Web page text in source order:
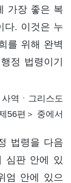
가장 좋은 복
다. 이것은 누
를 위해 완벽
정 법령이기
역ㆍ그리스도
56편＞ 중에서
법령을 다음
심판 안에 있
엄 안에 있으